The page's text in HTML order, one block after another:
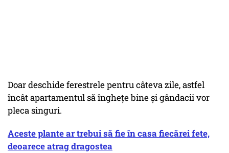
Doar deschide ferestrele pentru câteva zile, astfel
încât apartamentul să înghețe bine și gândacii vor
pleca singuri.
Aceste plante ar trebui să fie în casa fiecărei fete,
deoarece atrag dragostea